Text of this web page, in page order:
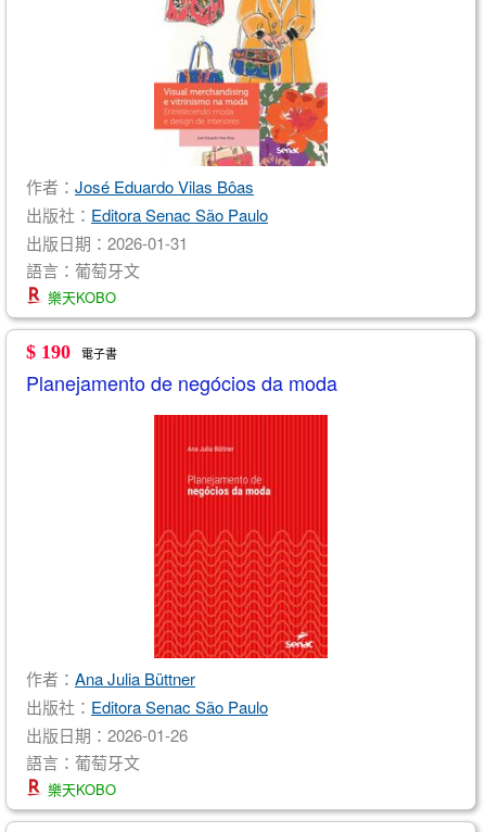
作者： José Eduardo Vilas Bôas
出版社： Editora Senac São Paulo
出版日期：2026-01-31
語言：葡萄牙文
樂天KOBO
$ 190 電子書
Planejamento de negócios da moda
作者： Ana Julia Büttner
出版社： Editora Senac São Paulo
出版日期：2026-01-26
語言：葡萄牙文
樂天KOBO